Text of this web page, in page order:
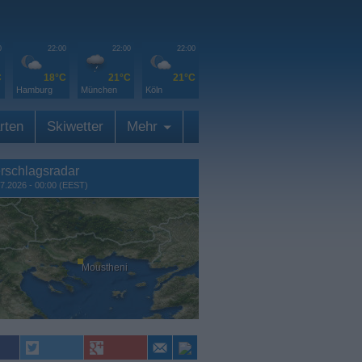
22:00
18°C
Hamburg
22:00
21°C
München
22:00
21°C
Köln
Skiwetter Mehr
- 00:00 (EEST)
Moustheni